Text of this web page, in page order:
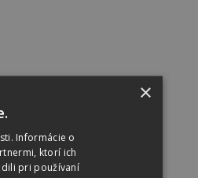
×
Informácie o
ktorí ich
pri používaní